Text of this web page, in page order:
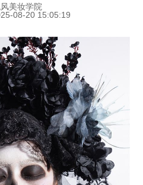
美妆学院
08-20 15:05:19